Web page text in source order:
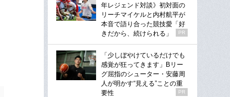
年レジェンド対談》初対面の
リーチマイケルと内村航平が
本音で語り合った競技愛「好
きだから、続けられる」
PR
「少しぼやけているだけでも
感覚が狂ってきます」Bリー
グ屈指のシューター・安藤周
人が明かす“見える”ことの重
要性
PR